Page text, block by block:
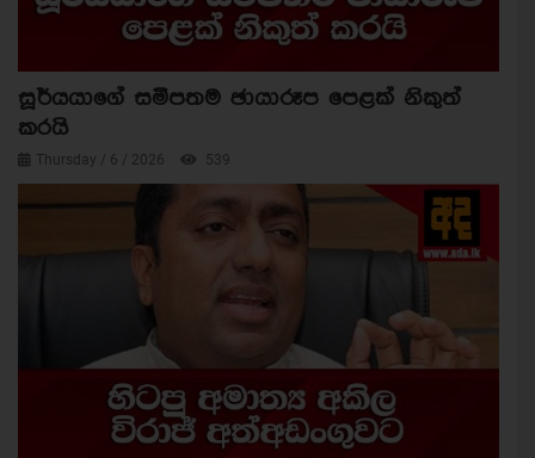
සූර්යයාගේ සමීපතම ඡායාරූප පෙළක් නිකුත්
කරයි
Thursday / 6 / 2026 539